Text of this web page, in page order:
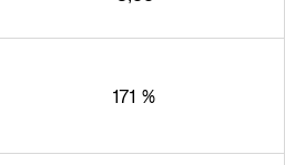
171 %